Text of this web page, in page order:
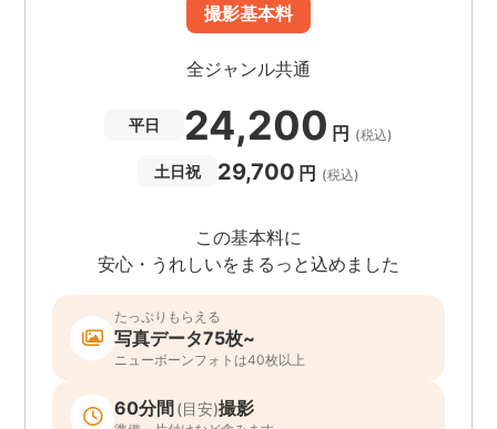
撮影基本料
全ジャンル共通
平日 24,200 円 (税込)
土日祝 29,700 円 (税込)
この基本料に
安心・うれしいをまるっと込めました
たっぷりもらえる
写真データ75枚~
ニューボーンフォトは40枚以上
60分間 (目安)撮影